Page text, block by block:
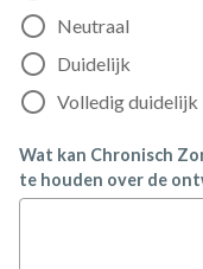
Neutraal
Duidelijk
Volledig duidelijk
Wat kan Chronisch
te houden over de